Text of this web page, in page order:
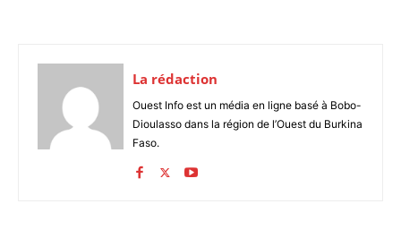
La rédaction
Ouest Info est un média en ligne basé à Bobo-
Dioulasso dans la région de l’Ouest du Burkina
Faso.